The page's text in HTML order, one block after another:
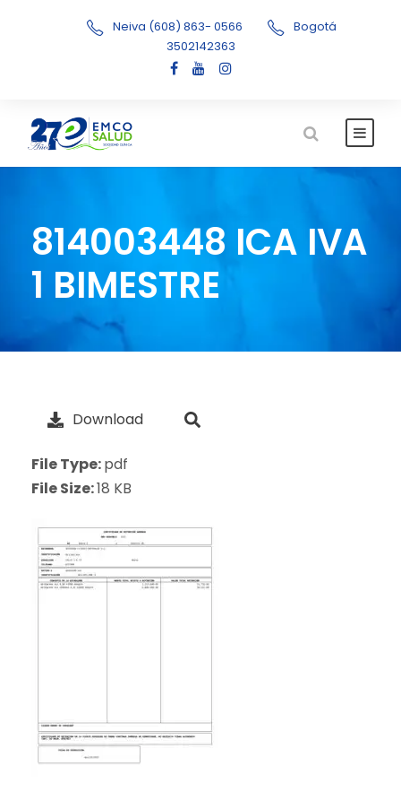
Neiva (608) 863- 0566
Bogotá
3502142363
814003448 ICA IVA
1 BIMESTRE
Download
File Type:pdf
File Size:18 KB